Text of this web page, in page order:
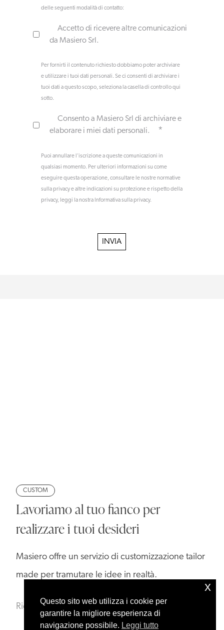
Questo sito web utilizza i cookie per
garantire la migliore esperienza di
navigazione possibile. Leggi tutto
x
delle seguenti modalità di contatto:
Accetto di ricevere altre comunicazioni
da Masiero Srl.
Per fornirti il contenuto richiesto dobbiamo poter archiviare
e utilizzare i tuoi dati personali. Se ci consenti di archiviare i
tuoi dati a questo scopo, seleziona la casella di controllo qui
sotto.
Consento a Masiero Srl di archiviare e
elaborare i miei dati personali.
*
Puoi annullare l'iscrizione a queste comunicazioni in
qualsiasi momento. Per ulteriori informazioni su come
eseguire questa operazione, consultare le nostre normative
sulla privacy e altre indicazioni su protezione e rispetto della
privacy, leggi la nostra Informativa sulla privacy.
CUSTOM
Lavoriamo al tuo fianco per
realizzare i tuoi desideri
Masiero offre un servizio di customizzazione tailor
made per tramutare le idee in realtà.
Richiedi informazioni